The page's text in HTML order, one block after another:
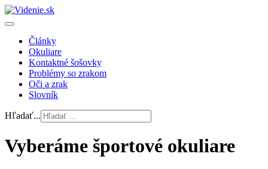
Články
Okuliare
Kontaktné šošovky
Problémy so zrakom
Oči a zrak
Slovník
Hľadať...
Vyberáme športové okuliare